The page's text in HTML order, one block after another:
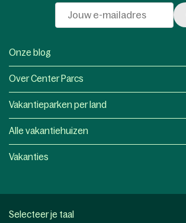
Onze blog
Over Center Parcs
Vakantieparken per land
Alle vakantiehuizen
Vakanties
Selecteer je taal